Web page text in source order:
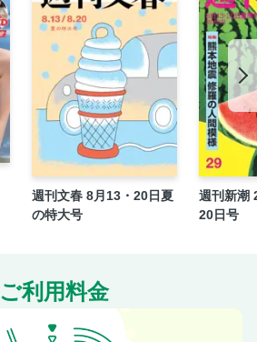
地方公共団体別ランキング
ん 交流有名人が語る感動秘話／次号予
ズに答えてGET！
写真館
の駅へ
ドゥ」 Mr Tan
ル手から手へ
顔イケメン濃密4カ月
ンガ 「木洩れ日のひと」 川端志季
週刊文春 8月13・20日夏
の特大号
週刊新潮
20日号
ご利用料金